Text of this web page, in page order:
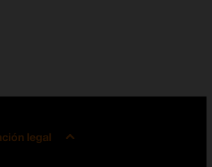
legal